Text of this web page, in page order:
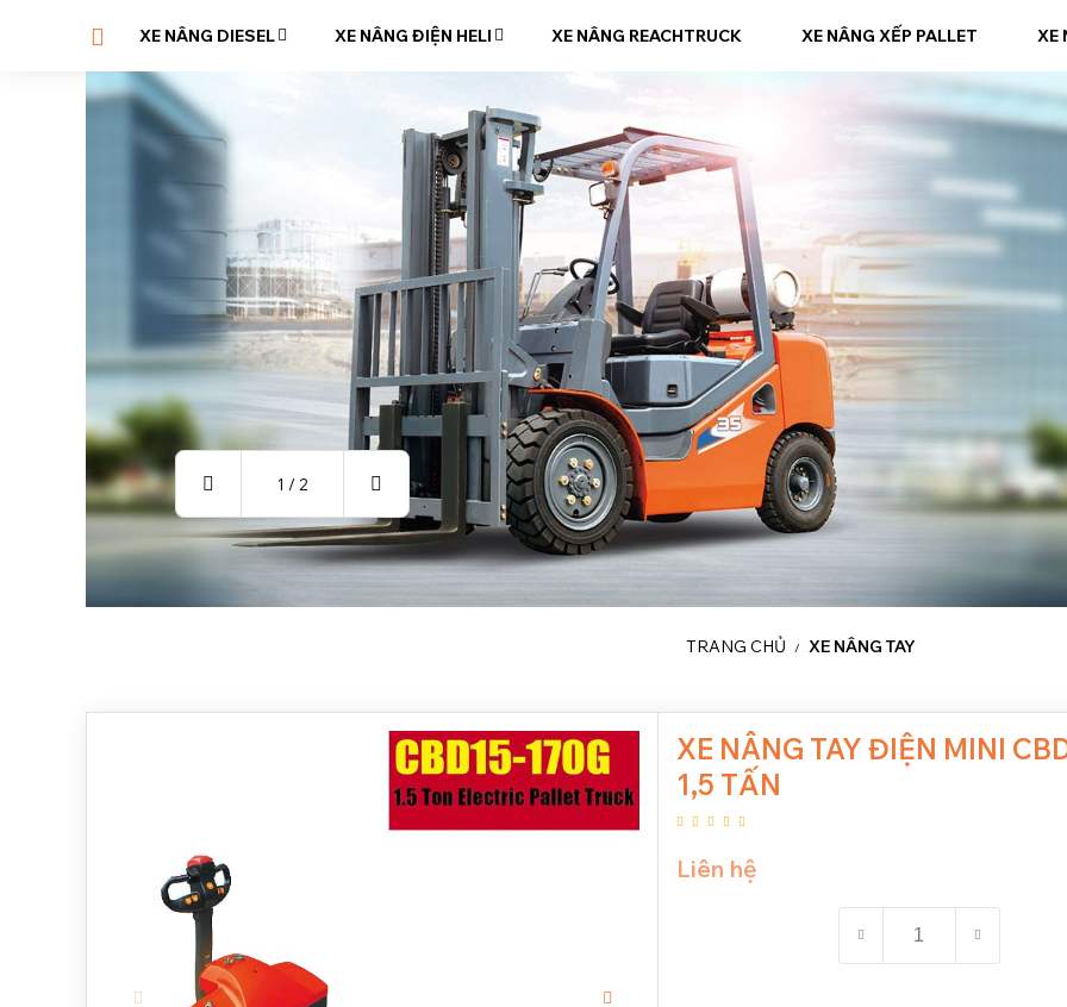
XE NÂNG DIESEL XE NÂNG ĐIỆN HELI XE NÂNG REACHTRUCK XE NÂNG XẾP PALLET XE
1 / 2
TRANG CHỦ / XE NÂNG TAY
XE NÂNG TAY ĐIỆN MINI
1,5 TẤN
Liên hệ